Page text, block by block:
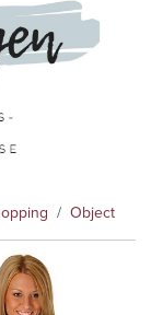
/ Object